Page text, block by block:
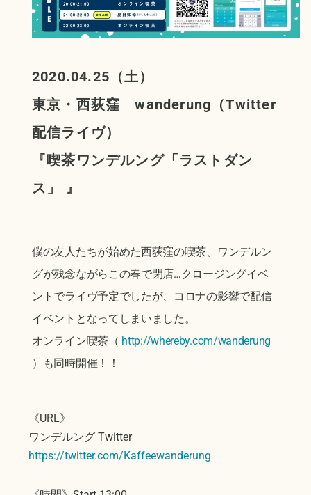
2020.04.25（土）
東京・西荻窪 wanderung（Twitter
配信ライヴ）
『喫茶ワンデルング「ラストダン
ス」
』
僕の友人たちが始めた西荻窪の喫茶、ワンデルン
グが残念ながらこの春で閉店…クロージングイベ
ントでライヴ予定でしたが、コロナの影響で配信
イベントとなってしまいました。
オンライン喫茶（ http://whereby.com/wanderung
）も同時開催！！
《URL》
ワンデルング Twitter
https://twitter.com/Kaffeewanderung